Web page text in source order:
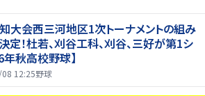
大会西三河地区1次トーナメントの組み
定！杜若、刈谷工科、刈谷、三好が第1シ
年秋高校野球】
12:25野球